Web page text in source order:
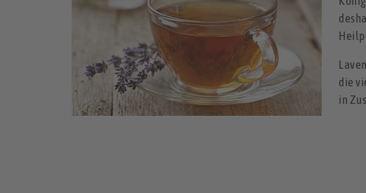
die
in